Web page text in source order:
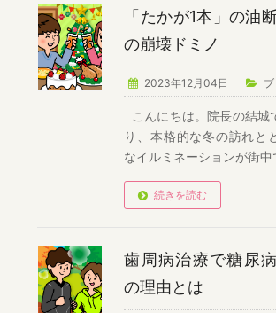
「たかが1本」の油
の崩壊ドミノ
2023年12月04日
こんにちは。院長の結城
り、本格的な冬の訪れと
なイルミネーションが街
続きを読む
歯周病治療で糖尿
の理由とは